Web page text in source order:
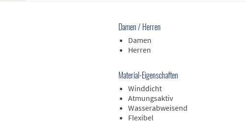
Damen / Herren
Damen
Herren
Material-Eigenschaften
Winddicht
Atmungsaktiv
Wasserabweisend
Flexibel